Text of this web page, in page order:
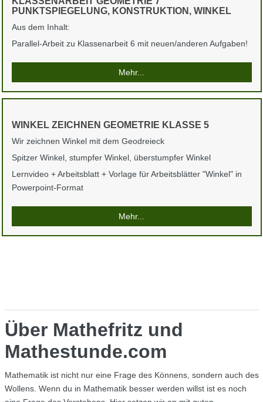
PUNKTSPIEGELUNG, KONSTRUKTION, WINKEL
Aus dem Inhalt:
Parallel-Arbeit zu Klassenarbeit 6 mit neuen/anderen Aufgaben!
Mehr...
WINKEL ZEICHNEN GEOMETRIE KLASSE 5
Wir zeichnen Winkel mit dem Geodreieck
Spitzer Winkel, stumpfer Winkel, überstumpfer Winkel
Lernvideo + Arbeitsblatt + Vorlage für Arbeitsblätter "Winkel" in
Powerpoint-Format
Mehr...
Über Mathefritz und
Mathestunde.com
Mathematik ist nicht nur eine Frage des Könnens, sondern auch des
Wollens. Wenn du in Mathematik besser werden willst ist es noch